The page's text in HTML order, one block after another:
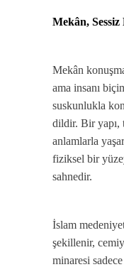
Mekân,
Mekân
ama insanı
suskunlukla
dildir. Bir yapı,
anlamlarla
fiziksel bir
sahnedir.
İslam
şekillenir,
minaresi